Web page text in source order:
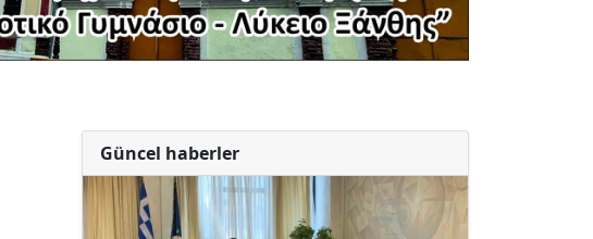
Güncel haberler